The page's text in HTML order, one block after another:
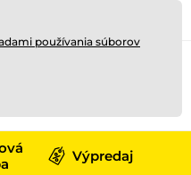
Výpredaj
používania súborov